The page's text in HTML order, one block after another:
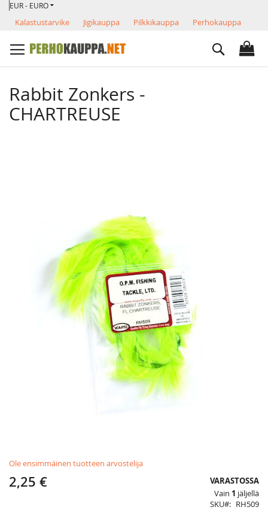
Skip
Content
VALUUTTA
EUR - EURO
Kalastustarvike Jigikauppa Pilkkikauppa
Perhokauppa
Search
Rabbit Zonkers -
CHARTREUSE
Ole ensimmäinen tuotteen arvostelija
2,25 €
VARASTOSSA
Vain 1 jäljellä
SKU
RH509
to
the
beginning